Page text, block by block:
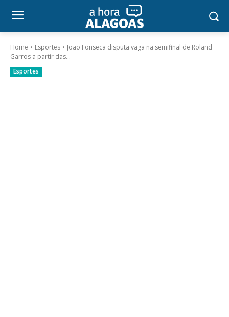
Home Esportes
João Fonseca disputa vaga na semifinal de Roland
Garros a partir das...
Esportes